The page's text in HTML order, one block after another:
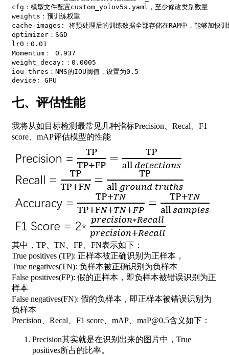
cfg：模型文件配置custom_yolov5s.yaml，至少修改类别数量
weights：预训练权重
cache-images: 将预处理后的训练数据全部存储在RAM中，能够加快
optimizer：SGD
lr0：0.01
Momentum： 0.937
weight_decay:：0.0005
iou-thres：NMS的IOU阈值，设置为0.5
七、评估性能
我将从如目标检测最常见几种指标Precision、Recal、F1
score、mAP评估模型的性能
其中，TP、TN、FP、FN表示如下：
True positives (TP): 正样本被正确识别为正样本，
True negatives(TN): 负样本被正确识别为负样本
False positives(FP): 假的正样本，即负样本被错误识别为正
样本
False negatives(FN): 假的负样本，即正样本被错误识别为
负样本
Precision、Recal、F1 score、mAP、maP@0.5含义如下：
Precision其实就是在识别出来的图片中，True
positives所占的比率。